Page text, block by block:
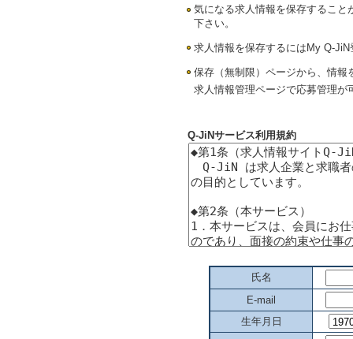
気になる求人情報を保存すること
下さい。
求人情報を保存するにはMy Q-
保存（無制限）ページから、情報
求人情報管理ページで応募管理が
Q-JiNサービス利用規約
氏名
E-mail
生年月日